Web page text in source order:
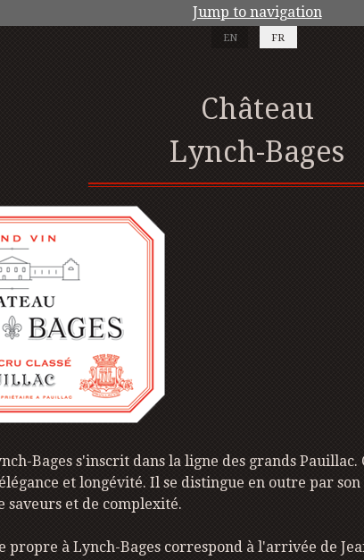
Jump to navigation
EN FR
Château
Lynch-Bages
Bages s'inscrit dans la ligne des grands
et longévité. Il se distingue en outre par son
saveurs et de complexité.
à Lynch-Bages correspond à l'arrivée de